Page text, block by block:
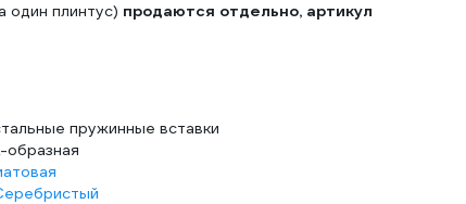
плинтус) продаются отдельно, артикул
пружинные вставки
образная